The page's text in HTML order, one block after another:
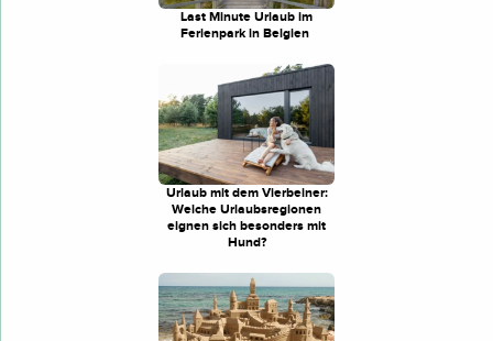
Last Minute Urlaub im
Ferienpark in Belgien
Urlaub mit dem Vierbeiner:
Welche Urlaubsregionen
eignen sich besonders mit
Hund?